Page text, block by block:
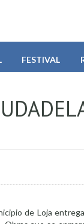
FESTIVAL
de Loja